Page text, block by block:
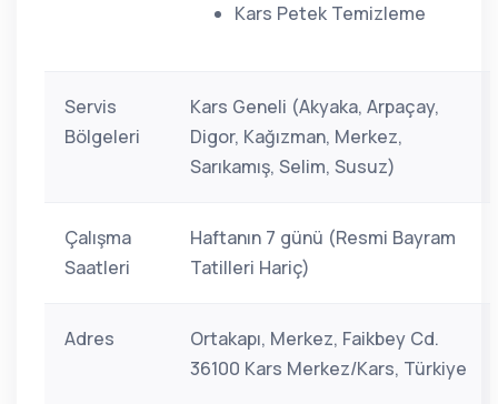
Kars Petek Temizleme
Servis
Bölgeleri
Kars Geneli (Akyaka, Arpaçay,
Digor, Kağızman, Merkez,
Sarıkamış, Selim, Susuz)
Çalışma
Saatleri
Haftanın 7 günü (Resmi Bayram
Tatilleri Hariç)
Adres
Ortakapı, Merkez, Faikbey Cd.
36100 Kars Merkez/Kars, Türkiye